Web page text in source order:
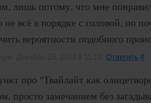
лишь потому, что мне
не всё в порядке с головой, но
вероятности подобного
Ответить #
про "Твайлайт как
просто замечанием без